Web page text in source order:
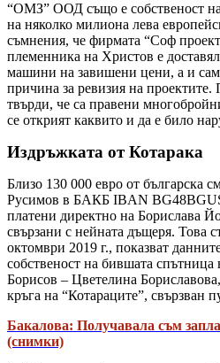
“ОМЗ” ООД също е собственост
на няколко милиона лева
съмнения, че фирмата “Соф
племенника на Христов е
машини на завишени цени, а и
причина за ревизия на
твърди, че са правени
се открият каквито и да е било
Издръжката от Котарака
Близо 130 000 евро от българска
Русимов в БАКБ IBAN
платени директно на Борислава
свързани с нейната дъщеря. Това
октомври 2019 г., показват
собственост на бившата
Борисов – Цветелина
кръга на “Котараците”, свързван
Бакалова: Получавала съм
(снимки)